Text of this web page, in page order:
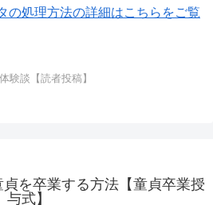
の処理方法の詳細はこちらをご覧
験談【読者投稿】
を卒業する方法【童貞卒業授
与式】